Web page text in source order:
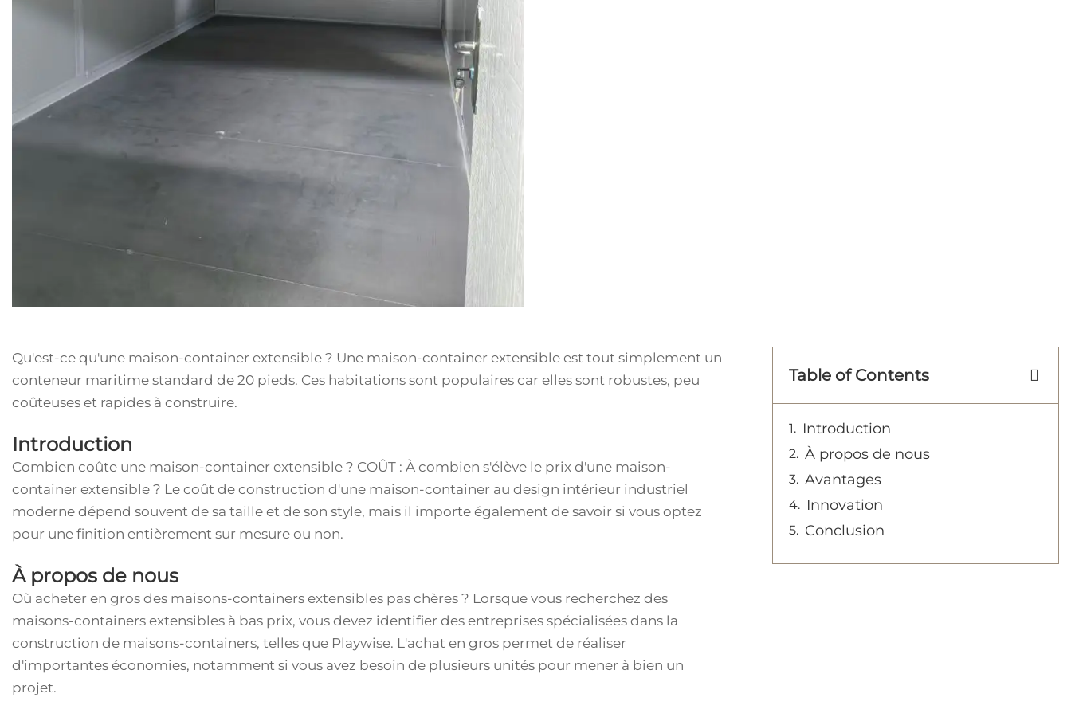
Qu'est-ce qu'une maison-container extensible ? Une maison-container extensible est tout simplement un
conteneur maritime standard de 20 pieds. Ces habitations sont populaires car elles sont robustes, peu
coûteuses et rapides à construire.
Introduction
Combien coûte une maison-container extensible ? COÛT : À combien s'élève le prix d'une maison-
container extensible ? Le coût de construction d'une maison-container au design intérieur industriel
moderne dépend souvent de sa taille et de son style, mais il importe également de savoir si vous optez
pour une finition entièrement sur mesure ou non.
À propos de nous
Où acheter en gros des maisons-containers extensibles pas chères ? Lorsque vous recherchez des
maisons-containers extensibles à bas prix, vous devez identifier des entreprises spécialisées dans la
construction de maisons-containers, telles que Playwise. L'achat en gros permet de réaliser
d'importantes économies, notamment si vous avez besoin de plusieurs unités pour mener à bien un
projet.
Table of Contents
Introduction
À propos de nous
Avantages
Innovation
Conclusion